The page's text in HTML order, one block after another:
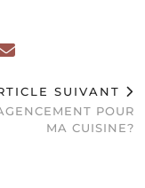
SUIVANT
POUR
MA CUISINE?